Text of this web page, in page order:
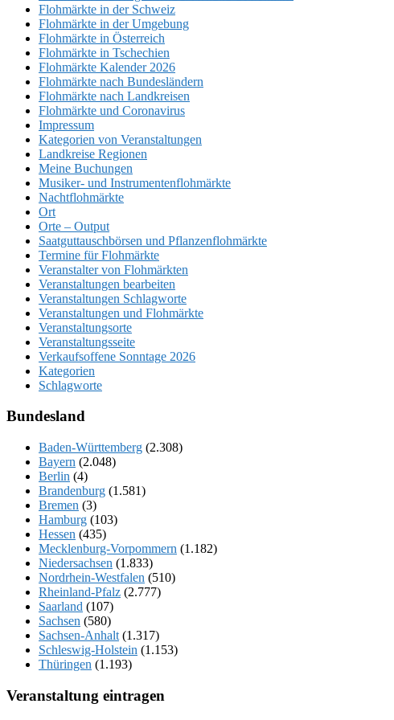
Flohmärkte in der Schweiz
Flohmärkte in der Umgebung
Flohmärkte in Österreich
Flohmärkte in Tschechien
Flohmärkte Kalender 2026
Flohmärkte nach Bundesländern
Flohmärkte nach Landkreisen
Flohmärkte und Coronavirus
Impressum
Kategorien von Veranstaltungen
Landkreise Regionen
Meine Buchungen
Musiker- und Instrumentenflohmärkte
Nachtflohmärkte
Ort
Orte – Output
Saatguttauschbörsen und Pflanzenflohmärkte
Termine für Flohmärkte
Veranstalter von Flohmärkten
Veranstaltungen bearbeiten
Veranstaltungen Schlagworte
Veranstaltungen und Flohmärkte
Veranstaltungsorte
Veranstaltungsseite
Verkaufsoffene Sonntage 2026
Kategorien
Schlagworte
Bundesland
Baden-Württemberg (2.308)
Bayern (2.048)
Berlin (4)
Brandenburg (1.581)
Bremen (3)
Hamburg (103)
Hessen (435)
Mecklenburg-Vorpommern (1.182)
Niedersachsen (1.833)
Nordrhein-Westfalen (510)
Rheinland-Pfalz (2.777)
Saarland (107)
Sachsen (580)
Sachsen-Anhalt (1.317)
Schleswig-Holstein (1.153)
Thüringen (1.193)
Veranstaltung eintragen